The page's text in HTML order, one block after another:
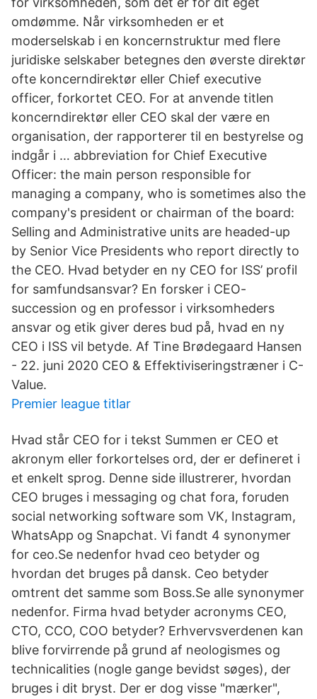
omdømme. Når virksomheden er et
moderselskab i en koncernstruktur med flere
juridiske selskaber betegnes den øverste direktør
ofte koncerndirektør eller Chief executive
officer, forkortet CEO. For at anvende titlen
koncerndirektør eller CEO skal der være en
organisation, der rapporterer til en bestyrelse og
indgår i … abbreviation for Chief Executive
Officer: the main person responsible for
managing a company, who is sometimes also the
company's president or chairman of the board:
Selling and Administrative units are headed-up
by Senior Vice Presidents who report directly to
the CEO. Hvad betyder en ny CEO for ISS’ profil
for samfundsansvar? En forsker i CEO-
succession og en professor i virksomheders
ansvar og etik giver deres bud på, hvad en ny
CEO i ISS vil betyde. Af Tine Brødegaard Hansen
- 22. juni 2020 CEO & Effektiviseringstræner i C-
Value.
Premier league titlar
Hvad står CEO for i tekst Summen er CEO et
akronym eller forkortelses ord, der er defineret i
et enkelt sprog. Denne side illustrerer, hvordan
CEO bruges i messaging og chat fora, foruden
social networking software som VK, Instagram,
WhatsApp og Snapchat. Vi fandt 4 synonymer
for ceo.Se nedenfor hvad ceo betyder og
hvordan det bruges på dansk. Ceo betyder
omtrent det samme som Boss.Se alle synonymer
nedenfor. Firma hvad betyder acronyms CEO,
CTO, CCO, COO betyder? Erhvervsverdenen kan
blive forvirrende på grund af neologismes og
technicalities (nogle gange bevidst søges), der
bruges i dit bryst. Der er dog visse "mærker",